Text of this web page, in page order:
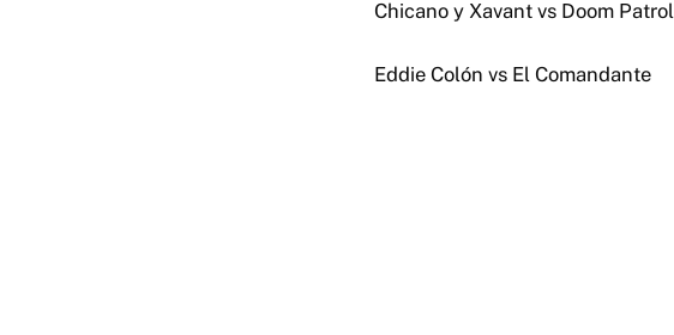
Chicano y Xavant vs Doom Patrol
Eddie Colón vs El Comandante